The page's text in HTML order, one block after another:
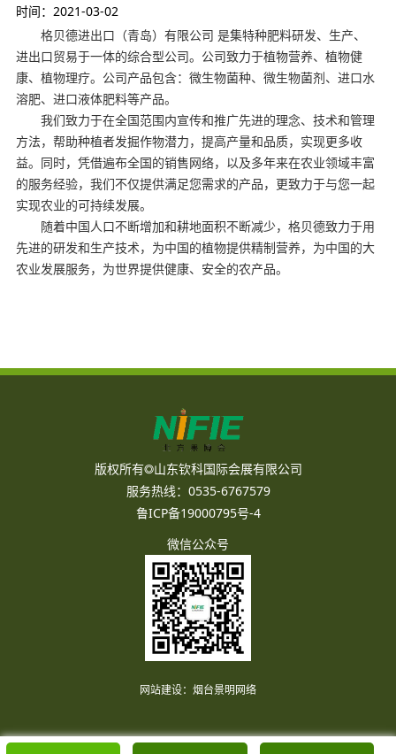
时间：2021-03-02
格贝德进出口（青岛）有限公司 是集特种肥料研发、生产、
进出口贸易于一体的综合型公司。公司致力于植物营养、植物健
康、植物理疗。公司产品包含：微生物菌种、微生物菌剂、进口水
溶肥、进口液体肥料等产品。
我们致力于在全国范围内宣传和推广先进的理念、技术和管理
方法，帮助种植者发掘作物潜力，提高产量和品质，实现更多收
益。同时，凭借遍布全国的销售网络，以及多年来在农业领域丰富
的服务经验，我们不仅提供满足您需求的产品，更致力于与您一起
实现农业的可持续发展。
随着中国人口不断增加和耕地面积不断减少，格贝德致力于用
先进的研发和生产技术，为中国的植物提供精制营养，为中国的大
农业发展服务，为世界提供健康、安全的农产品。
版权所有◎山东钦科国际会展有限公司
服务热线：0535-6767579
鲁ICP备19000795号-4
微信公众号
网站建设： 烟台景明网络